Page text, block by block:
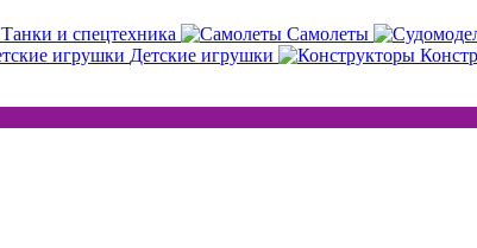
Танки и спецтехника Самолеты
Детские игрушки